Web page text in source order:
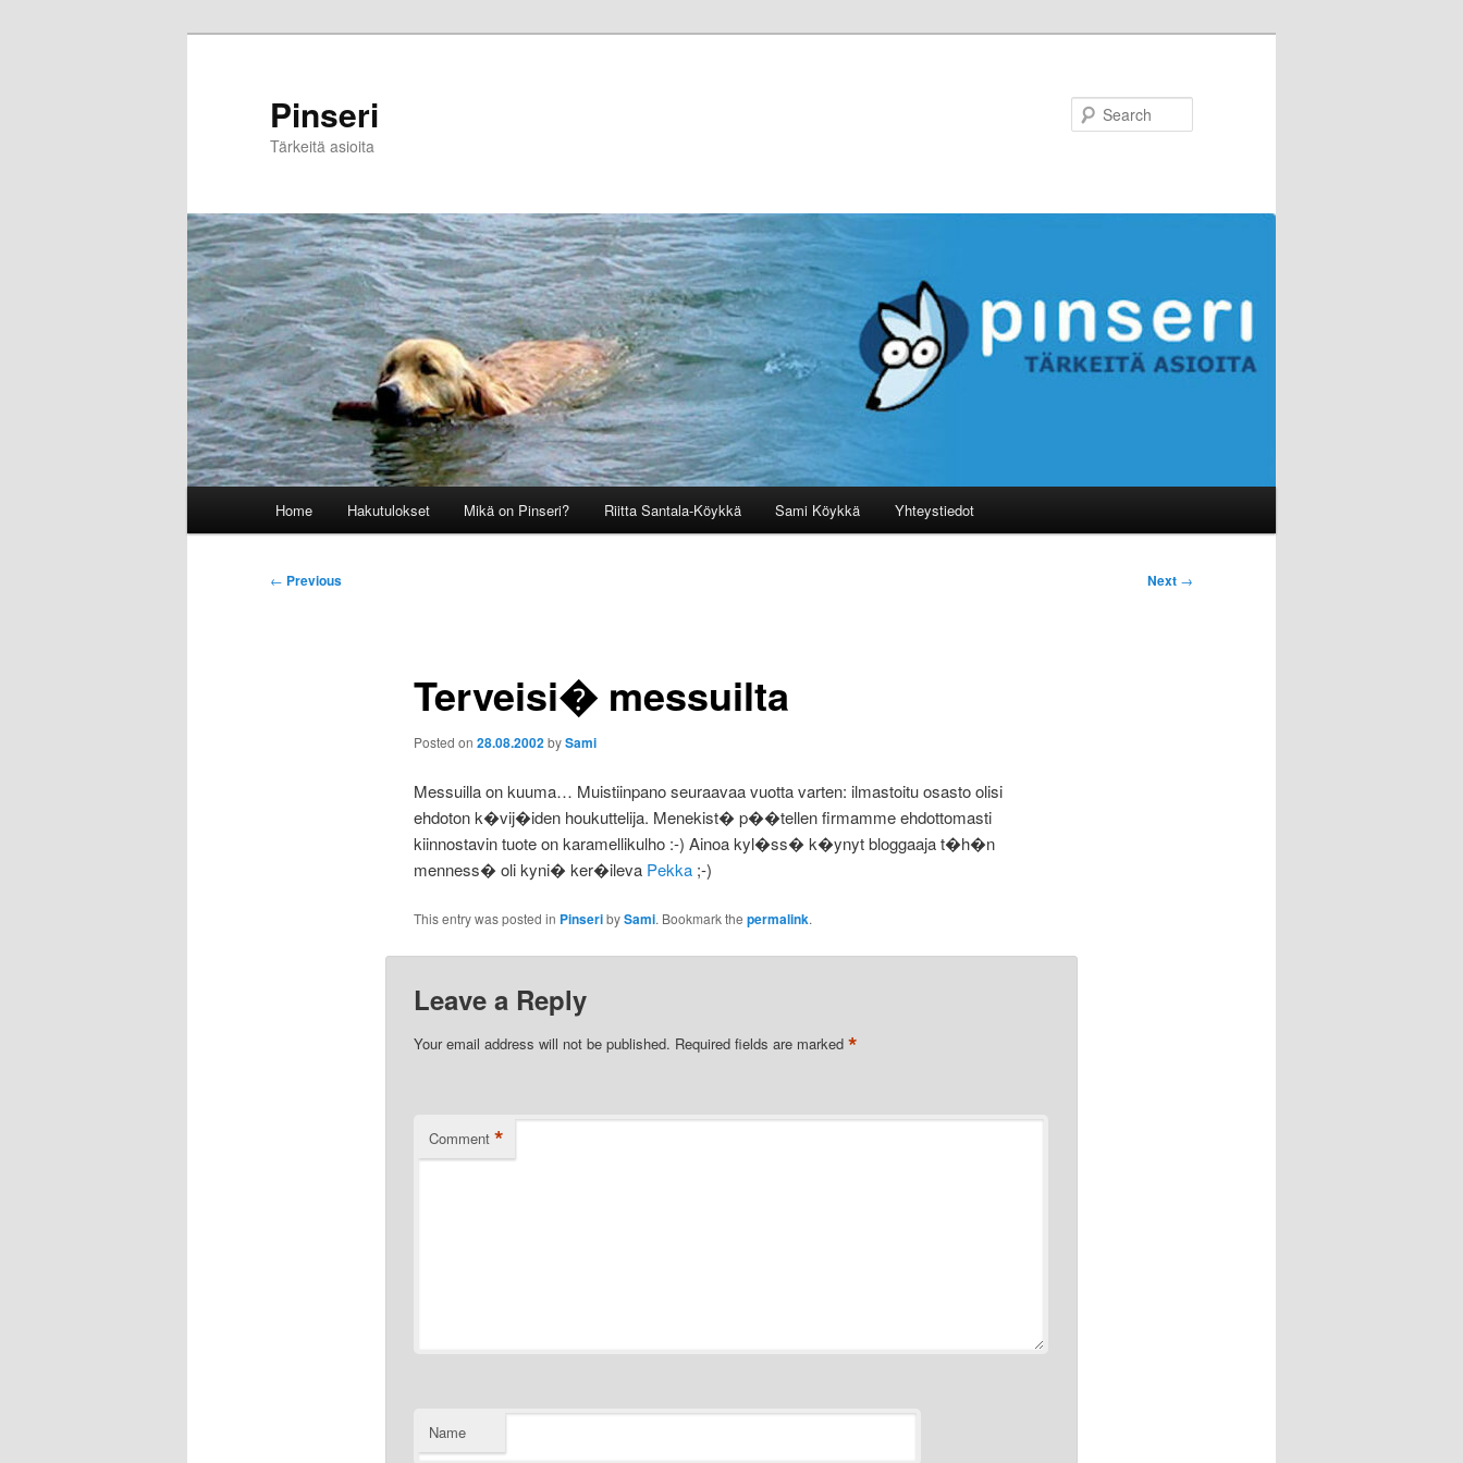
Pinseri
Tärkeitä asioita
Home Hakutulokset Mikä on Pinseri? Riitta Santala-Köykkä Sami Köykkä Yhteystiedot
Post
← Previous Next →
Terveisi� messuilta
Posted on 28.08.2002bySami
Messuilla on kuuma… Muistiinpano seuraavaa vuotta varten: ilmastoitu osasto olisi
ehdoton k�vij�iden houkuttelija. Menekist� p��tellen firmamme ehdottomasti
kiinnostavin tuote on karamellikulho :-) Ainoa kyl�ss� k�ynyt bloggaaja t�h�n
menness� oli kyni� ker�ileva Pekka;-)
This entry was posted in PinseribySami. Bookmark the permalink.
Leave a Reply
Your email address will not be published. Required fields are marked *
Comment *
Name